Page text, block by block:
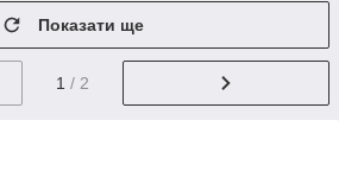
Показати ще
1 / 2